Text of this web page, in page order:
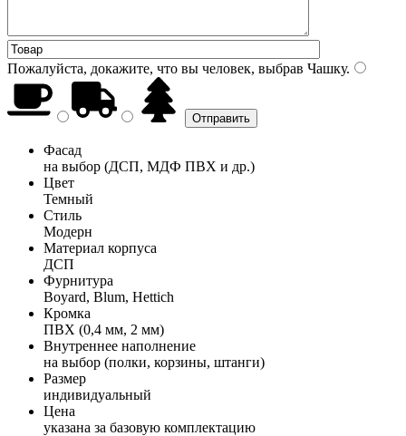
Пожалуйста, докажите, что вы человек, выбрав Чашку.
Фасад
на выбор (ДСП, МДФ ПВХ и др.)
Цвет
Темный
Стиль
Модерн
Материал корпуса
ДСП
Фурнитура
Boyard, Blum, Hettich
Кромка
ПВХ (0,4 мм, 2 мм)
Внутреннее наполнение
на выбор (полки, корзины, штанги)
Размер
индивидуальный
Цена
указана за базовую комплектацию